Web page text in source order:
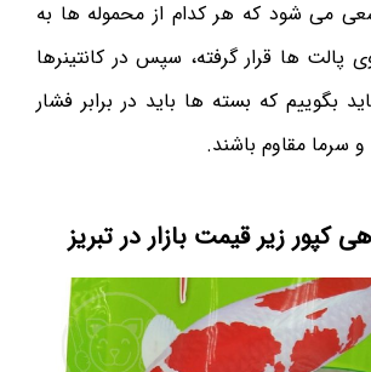
می شود که هر کدام از محموله ها به
پالت ها قرار گرفته، سپس در کانتینرها
بگوییم که بسته ها باید در برابر فشار
سرما مقاوم باشند.
کپور زیر قیمت بازار در تبریز